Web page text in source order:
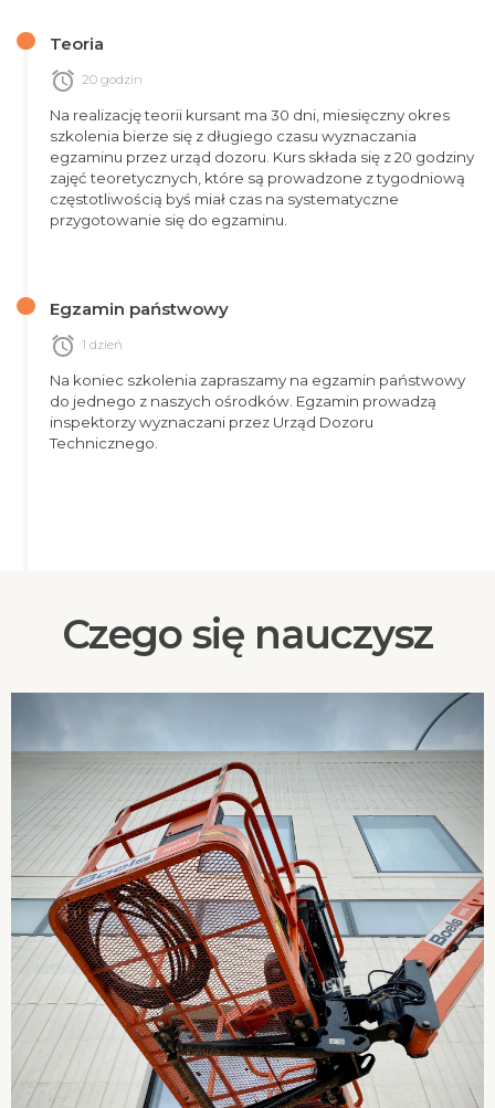
Teoria
alarm 20 godzin
Na realizację teorii kursant ma 30 dni, miesięczny okres
szkolenia bierze się z długiego czasu wyznaczania
egzaminu przez urząd dozoru. Kurs składa się z 20 godziny
zajęć teoretycznych, które są prowadzone z tygodniową
częstotliwością byś miał czas na systematyczne
przygotowanie się do egzaminu.
Egzamin państwowy
alarm 1 dzień
Na koniec szkolenia zapraszamy na egzamin państwowy
do jednego z naszych ośrodków. Egzamin prowadzą
inspektorzy wyznaczani przez Urząd Dozoru
Technicznego.
Czego się nauczysz